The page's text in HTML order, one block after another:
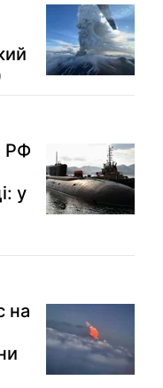
РФ
у
на